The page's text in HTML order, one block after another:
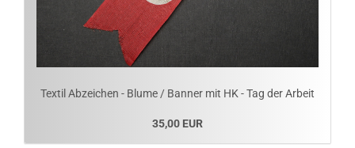
Textil Abzeichen - Blume / Banner mit HK - Tag der Arbeit
35,00 EUR